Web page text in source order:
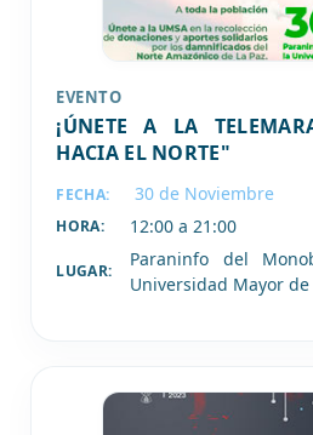
EVENTO
¡ÚNETE A LA
HACIA EL NORTE"
FECHA: 30 de Noviembre
HORA: 12:00 a 21:00
LUGAR:
Paraninfo del
Universidad Mayor de